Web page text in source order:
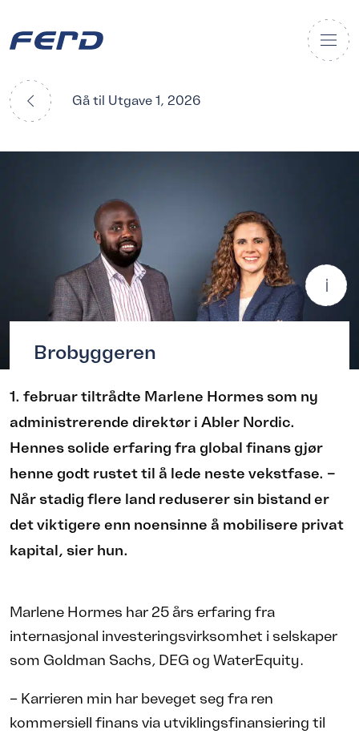
Gå til Utgave 1, 2026
Brobyggeren
1. februar tiltrådte Marlene Hormes som ny
administrerende direktør i Abler Nordic.
Hennes solide erfaring fra global finans gjør
henne godt rustet til å lede neste vekstfase. –
Når stadig flere land reduserer sin bistand er
det viktigere enn noensinne å mobilisere privat
kapital, sier hun.
Marlene Hormes har 25 års erfaring fra
internasjonal investeringsvirksomhet i selskaper
som Goldman Sachs, DEG og WaterEquity.
– Karrieren min har beveget seg fra ren
kommersiell finans via utviklingsfinansiering til